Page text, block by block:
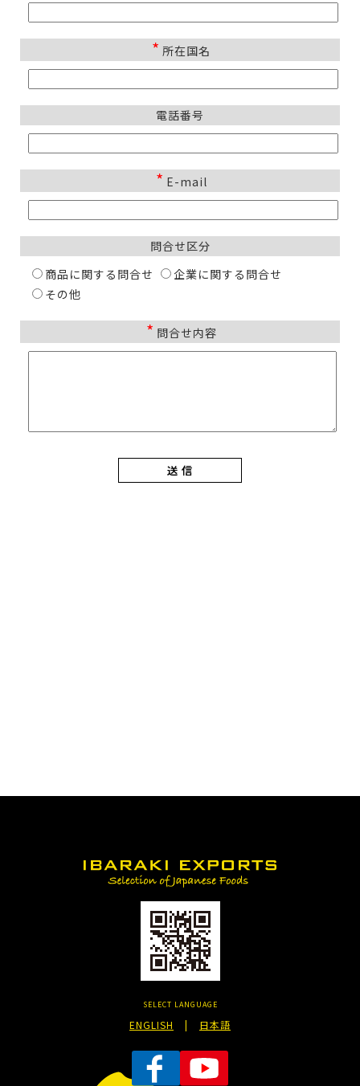
* 所在国名
電話番号
* E-mail
問合せ区分
商品に関する問合せ
企業に関する問合せ
その他
* 問合せ内容
SELECT LANGUAGE
ENGLISH | 日本語